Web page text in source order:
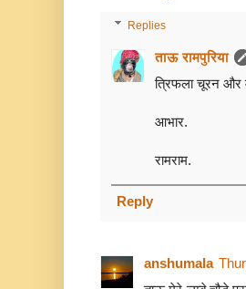
Replies
ताऊ रामपुरिया
त्रिफला चूरन और
आभार.
रामराम.
Reply
anshumala